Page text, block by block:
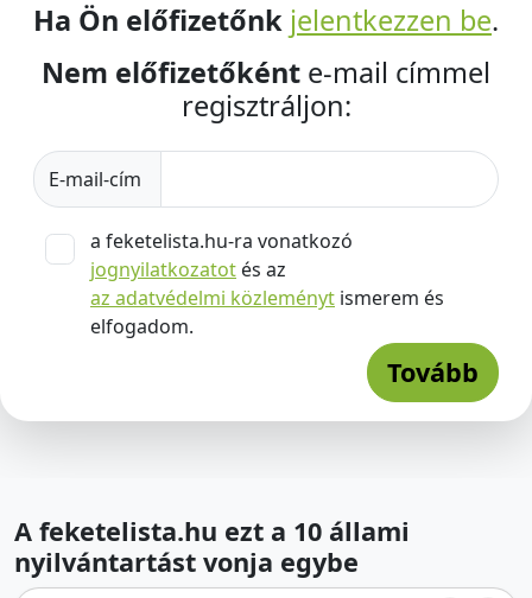
Ha Ön előfizetőnk jelentkezzen be.
Nem előfizetőként e-mail címmel
regisztráljon:
E-mail-cím
a feketelista.hu-ra vonatkozó
jognyilatkozatot és az
az adatvédelmi közleményt ismerem és
elfogadom.
Tovább
A feketelista.hu ezt a 10 állami
nyilvántartást vonja egybe